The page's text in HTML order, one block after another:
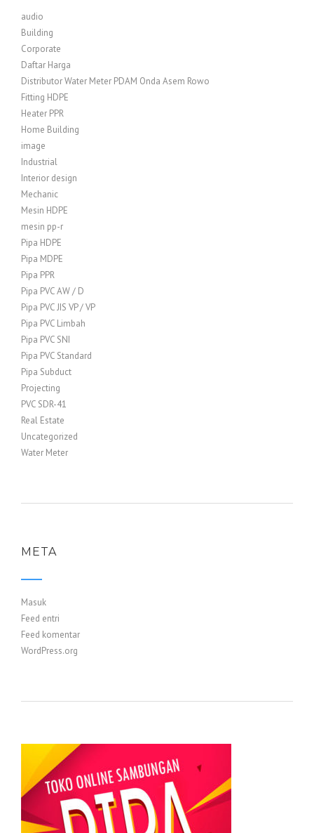
audio
Building
Corporate
Daftar Harga
Distributor Water Meter PDAM Onda Asem Rowo
Fitting HDPE
Heater PPR
Home Building
image
Industrial
Interior design
Mechanic
Mesin HDPE
mesin pp-r
Pipa HDPE
Pipa MDPE
Pipa PPR
Pipa PVC AW / D
Pipa PVC JIS VP / VP
Pipa PVC Limbah
Pipa PVC SNI
Pipa PVC Standard
Pipa Subduct
Projecting
PVC SDR-41
Real Estate
Uncategorized
Water Meter
META
Masuk
Feed entri
Feed komentar
WordPress.org